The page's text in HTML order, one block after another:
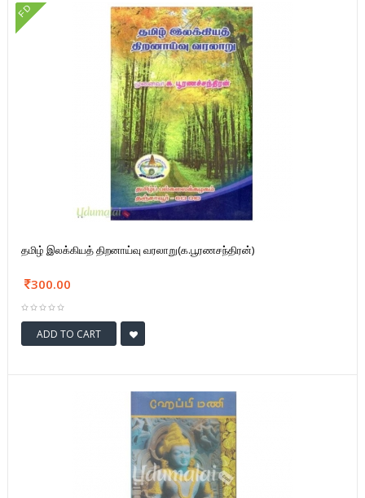
FD
தமிழ் இலக்கியத் திறனாய்வு வரலாறு(க.பூரணசந்திரன்)
300.00
ADD TO CART